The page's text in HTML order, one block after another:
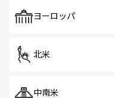
で、ホーカーズ
ヨーロッパ
北米
中南米